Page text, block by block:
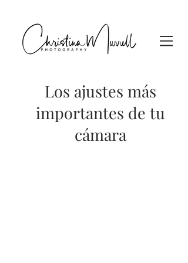
Los ajustes más
importantes de tu
cámara